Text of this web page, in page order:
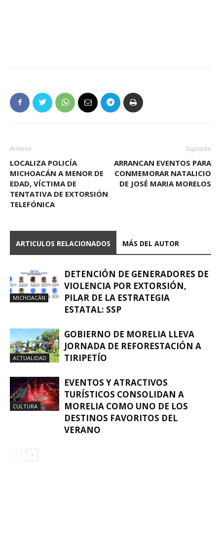
Anterior
LOCALIZA POLICÍA
MICHOACÁN A MENOR DE
EDAD, VÍCTIMA DE
TENTATIVA DE EXTORSIÓN
TELEFÓNICA
Siguiente
ARRANCAN EVENTOS PARA
CONMEMORAR NATALICIO
DE JOSÉ MARIA MORELOS
ARTICULOS RELACIONADOS MÁS DEL AUTOR
MICHOACÁN
DETENCIÓN DE GENERADORES DE
VIOLENCIA POR EXTORSIÓN,
PILAR DE LA ESTRATEGIA
ESTATAL: SSP
ACTUALIDAD
GOBIERNO DE MORELIA LLEVA
JORNADA DE REFORESTACIÓN A
TIRIPETÍO
CULTURA
EVENTOS Y ATRACTIVOS
TURÍSTICOS CONSOLIDAN A
MORELIA COMO UNO DE LOS
DESTINOS FAVORITOS DEL
VERANO